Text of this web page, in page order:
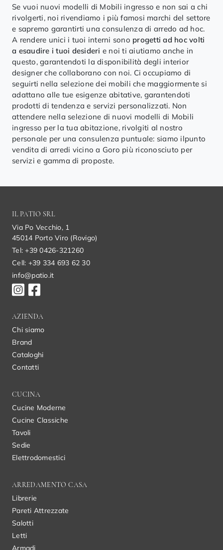
Se vuoi nuovi modelli di Mobili ingresso e non sai a chi
rivolgerti, noi rivendiamo i più famosi marchi del settore
e sapremo garantirti una consulenza di arredo ad hoc.
A rendere unici i tuoi interni sono progetti ad hoc volti
a esaudire i tuoi desideri e noi ti aiutiamo anche in
questo, garantendoti la disponibilità degli interior
designer che collaborano con noi. Ci occupiamo di
seguirti nella selezione dei mobili che maggiormente si
adattano alle tue esigenze abitative, garantendoti
prodotti di tendenza e servizi personalizzati. Non
attendere nella selezione di nuovi modelli di Mobili
ingresso per la tua abitazione, rivolgiti al nostro
personale per una consulenza puntuale: siamo ilpunto
vendita di arredi vicino a Goro più riconosciuto per
servizi e gamma di proposte.
IL PATIO SRL
Via Po Vecchio, 1
45014 Porto Viro (Rovigo)
Tel: +39 0426-321260
Cell: +39 334 693 62 30
info@patio.it
AZIENDA
Chi siamo
Brand
Cataloghi
Contatti
CUCINA
Cucine Moderne
Cucine Classiche
Tavoli
Sedie
Elettrodomestici
ARREDAMENTO CASA
Librerie
Pareti Attrezzate
Salotti
Letti
Armadi